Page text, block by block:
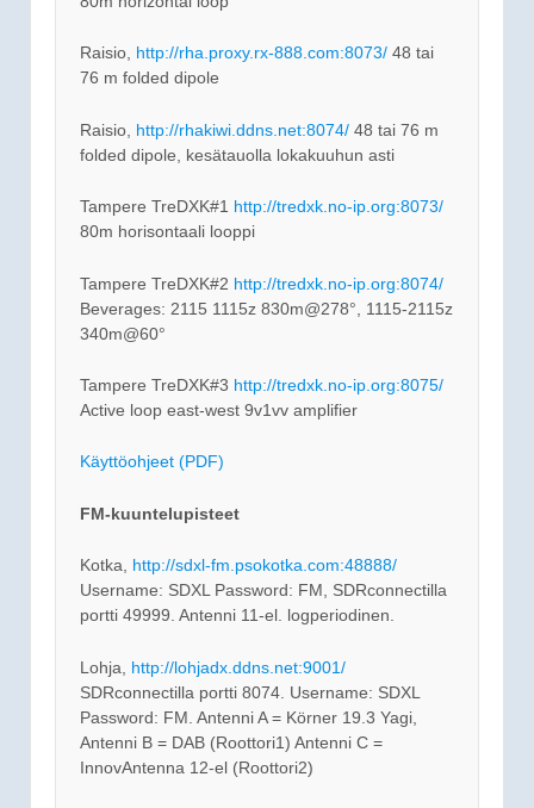
Raisio, http://rha.proxy.rx-888.com:8073/ 48 tai
76 m folded dipole
Raisio, http://rhakiwi.ddns.net:8074/ 48 tai 76 m
folded dipole, kesätauolla lokakuuhun asti
Tampere TreDXK#1 http://tredxk.no-ip.org:8073/
80m horisontaali looppi
Tampere TreDXK#2 http://tredxk.no-ip.org:8074/
Beverages: 2115 1115z 830m@278°, 1115-2115z
340m@60°
Tampere TreDXK#3 http://tredxk.no-ip.org:8075/
Active loop east-west 9v1vv amplifier
Käyttöohjeet (PDF)
FM-kuuntelupisteet
Kotka, http://sdxl-fm.psokotka.com:48888/
Username: SDXL Password: FM, SDRconnectilla
portti 49999. Antenni 11-el. logperiodinen.
Lohja, http://lohjadx.ddns.net:9001/
SDRconnectilla portti 8074. Username: SDXL
Password: FM. Antenni A = Körner 19.3 Yagi,
Antenni B = DAB (Roottori1) Antenni C =
InnovAntenna 12-el (Roottori2)